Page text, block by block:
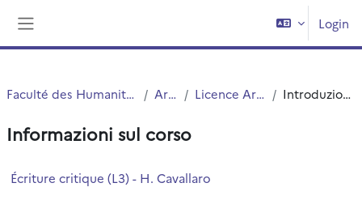
Login
Faculté des Humanités Arts Licence Arts Introduzione
Informazioni sul corso
Écriture critique (L3) - H. Cavallaro